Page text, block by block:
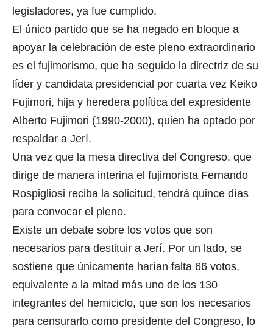
legisladores, ya fue cumplido.
El único partido que se ha negado en bloque a
apoyar la celebración de este pleno extraordinario
es el fujimorismo, que ha seguido la directriz de su
líder y candidata presidencial por cuarta vez Keiko
Fujimori, hija y heredera política del expresidente
Alberto Fujimori (1990-2000), quien ha optado por
respaldar a Jerí.
Una vez que la mesa directiva del Congreso, que
dirige de manera interina el fujimorista Fernando
Rospigliosi reciba la solicitud, tendrá quince días
para convocar el pleno.
Existe un debate sobre los votos que son
necesarios para destituir a Jerí. Por un lado, se
sostiene que únicamente harían falta 66 votos,
equivalente a la mitad más uno de los 130
integrantes del hemiciclo, que son los necesarios
para censurarlo como presidente del Congreso, lo